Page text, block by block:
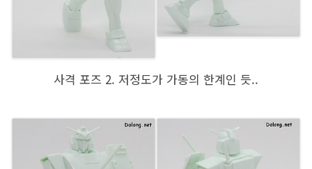
사격 포즈 2. 저정도가 가동의 한계인 듯..